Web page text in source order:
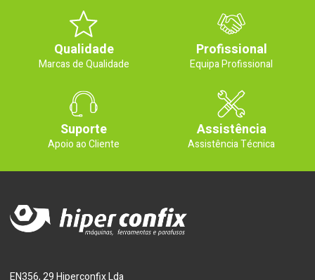
Qualidade
Marcas de Qualidade
Profissional
Equipa Profissional
Suporte
Apoio ao Cliente
Assistência
Assistência Técnica
EN356, 29 Hiperconfix Lda